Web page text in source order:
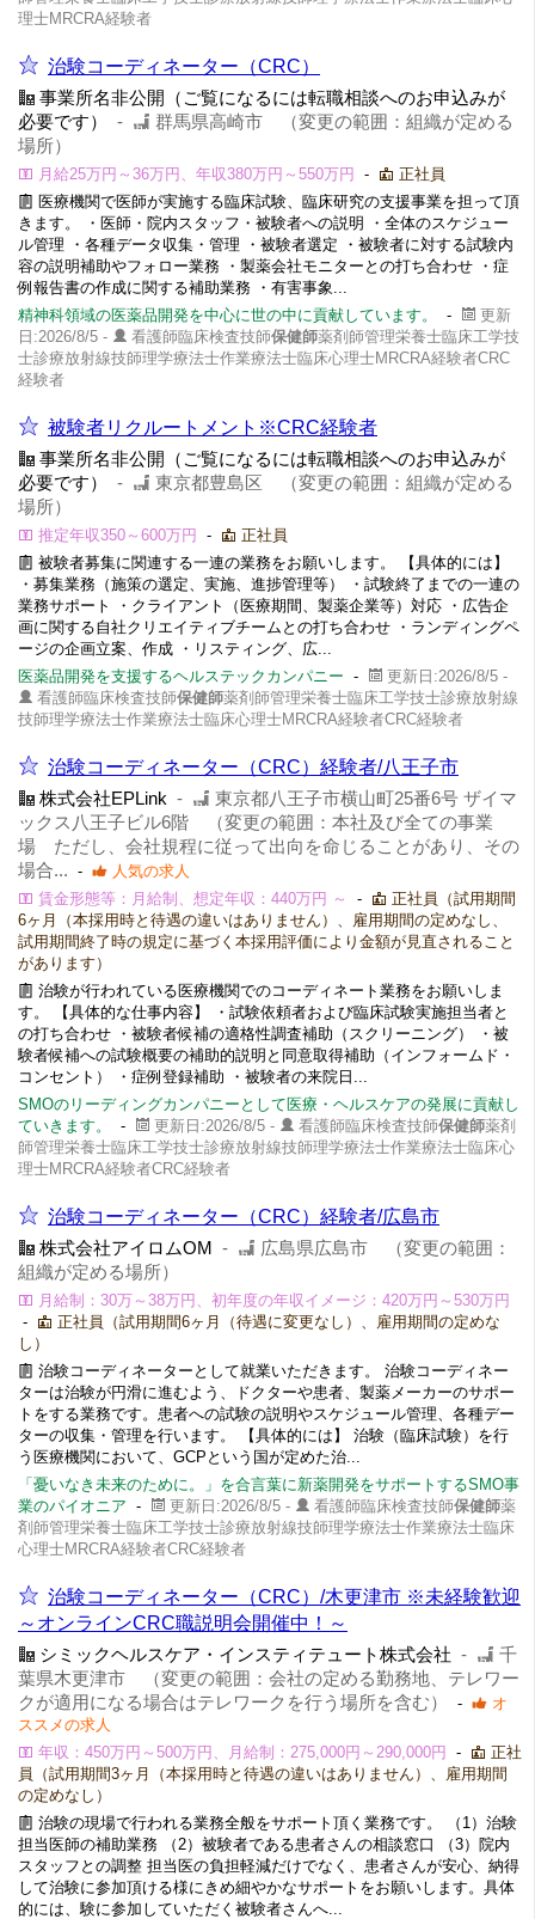
理士MRCRA経験者
治験コーディネーター（CRC）
事業所名非公開（ご覧になるには転職相談へのお申込みが
必要です）
-
群馬県高崎市 （変更の範囲：組織が定める
場所）
月給25万円～36万円、年収380万円～550万円 -
正社員
医療機関で医師が実施する臨床試験、臨床研究の支援事業を担って頂
きます。 ・医師・院内スタッフ・被験者への説明 ・全体のスケジュー
ル管理 ・各種データ収集・管理 ・被験者選定 ・被験者に対する試験内
容の説明補助やフォロー業務 ・製薬会社モニターとの打ち合わせ ・症
例報告書の作成に関する補助業務 ・有害事象...
精神科領域の医薬品開発を中心に世の中に貢献しています。
-
更新
日:2026/8/5 -
看護師臨床検査技師保健師薬剤師管理栄養士臨床工学技
士診療放射線技師理学療法士作業療法士臨床心理士MRCRA経験者CRC
経験者
被験者リクルートメント※CRC経験者
事業所名非公開（ご覧になるには転職相談へのお申込みが
必要です）
-
東京都豊島区 （変更の範囲：組織が定める
場所）
推定年収350～600万円 -
正社員
被験者募集に関連する一連の業務をお願いします。 【具体的には】
・募集業務（施策の選定、実施、進捗管理等） ・試験終了までの一連の
業務サポート ・クライアント（医療期間、製薬企業等）対応 ・広告企
画に関する自社クリエイティブチームとの打ち合わせ ・ランディングペ
ージの企画立案、作成 ・リスティング、広...
医薬品開発を支援するヘルステックカンパニー -
更新日:2026/8/5 -
看護師臨床検査技師保健師薬剤師管理栄養士臨床工学技士診療放射線
技師理学療法士作業療法士臨床心理士MRCRA経験者CRC経験者
治験コーディネーター（CRC）経験者/八王子市
株式会社EPLink -
東京都八王子市横山町25番6号 ザイマ
ックス八王子ビル6階 （変更の範囲：本社及び全ての事業
場 ただし、会社規程に従って出向を命じることがあり、その
場合... -
人気の求人
賃金形態等：月給制、想定年収：440万円 ～
-
正社員（試用期間
6ヶ月（本採用時と待遇の違いはありません）、雇用期間の定めなし、
試用期間終了時の規定に基づく本採用評価により金額が見直されること
があります）
治験が行われている医療機関でのコーディネート業務をお願いしま
す。 【具体的な仕事内容】 ・試験依頼者および臨床試験実施担当者と
の打ち合わせ ・被験者候補の適格性調査補助（スクリーニング） ・被
験者候補への試験概要の補助的説明と同意取得補助（インフォームド・
コンセント） ・症例登録補助 ・被験者の来院日...
SMOのリーディングカンパニーとして医療・ヘルスケアの発展に貢献し
ていきます。
- 更新日:2026/8/5 - 看護師臨床検査技師保健師薬剤
師管理栄養士臨床工学技士診療放射線技師理学療法士作業療法士臨床心
理士MRCRA経験者CRC経験者
治験コーディネーター（CRC）経験者/広島市
株式会社アイロムOM -
広島県広島市 （変更の範囲：
組織が定める場所）
月給制：30万～38万円、初年度の年収イメージ：420万円～530万円
-
正社員（試用期間6ヶ月（待遇に変更なし）、雇用期間の定めな
し）
治験コーディネーターとして就業いただきます。 治験コーディネー
ターは治験が円滑に進むよう、ドクターや患者、製薬メーカーのサポー
トをする業務です。患者への試験の説明やスケジュール管理、各種デー
ターの収集・管理を行います。 【具体的には】 治験（臨床試験）を行
う医療機関において、GCPという国が定めた治...
「憂いなき未来のために。」を合言葉に新薬開発をサポートするSMO事
業のパイオニア - 更新日:2026/8/5 - 看護師臨床検査技師保健師薬
剤師管理栄養士臨床工学技士診療放射線技師理学療法士作業療法士臨床
心理士MRCRA経験者CRC経験者
治験コーディネーター（CRC）/木更津市 ※未経験歓迎
～オンラインCRC職説明会開催中！～
シミックヘルスケア・インスティテュート株式会社 -
千
葉県木更津市 （変更の範囲：会社の定める勤務地、テレワー
クが適用になる場合はテレワークを行う場所を含む）
-
オ
ススメの求人
年収：450万円～500万円、月給制：275,000円～290,000円
-
正社
員（試用期間3ヶ月（本採用時と待遇の違いはありません）、雇用期間
の定めなし）
治験の現場で行われる業務全般をサポート頂く業務です。 （1）治験
担当医師の補助業務 （2）被験者である患者さんの相談窓口 （3）院内
スタッフとの調整 担当医の負担軽減だけでなく、患者さんが安心、納得
して治験に参加頂ける様にきめ細やかなサポートをお願いします。具体
的には、験に参加していただく被験者さんへ...